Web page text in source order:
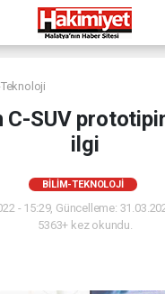
C-SUV
ilgi
BILIM-TEKNOLOJI
- 15:29, Güncelleme:
5363+ kez okundu.